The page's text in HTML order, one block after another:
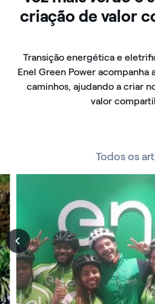
criação de valor
Transição energética e
Enel Green Power acompanha
caminhos, ajudando a criar
valor
Todos os